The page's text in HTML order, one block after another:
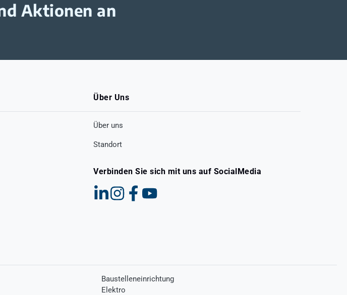
Aktionen an
Baustelleneinrichtung
Elektro
Über Uns
Über uns
Standort
Verbinden Sie sich mit uns auf SocialMedia